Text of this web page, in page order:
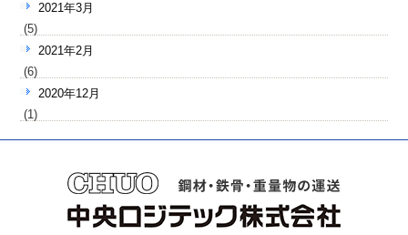
2021年3月
(5)
2021年2月
(6)
2020年12月
(1)